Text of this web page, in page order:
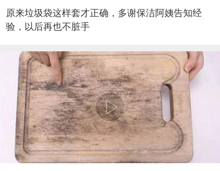
原来垃圾袋这样套才正确，多谢保洁阿姨告知经
验，以后再也不脏手